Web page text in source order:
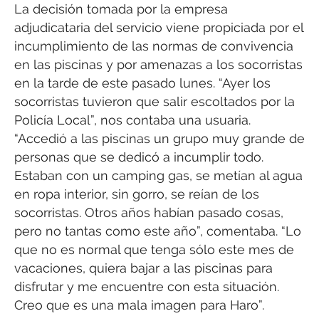
La decisión tomada por la empresa
adjudicataria del servicio viene propiciada por el
incumplimiento de las normas de convivencia
en las piscinas y por amenazas a los socorristas
en la tarde de este pasado lunes. “Ayer los
socorristas tuvieron que salir escoltados por la
Policía Local”, nos contaba una usuaria.
“Accedió a las piscinas un grupo muy grande de
personas que se dedicó a incumplir todo.
Estaban con un camping gas, se metían al agua
en ropa interior, sin gorro, se reían de los
socorristas. Otros años habían pasado cosas,
pero no tantas como este año”, comentaba. “Lo
que no es normal que tenga sólo este mes de
vacaciones, quiera bajar a las piscinas para
disfrutar y me encuentre con esta situación.
Creo que es una mala imagen para Haro”.